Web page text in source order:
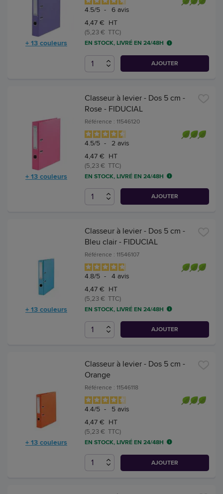
+ 13 couleurs
4.5/5 - 6 avis
4,47 € HT
(5,23 € TTC)
EN STOCK, LIVRÉ EN 24/48H
AJOUTER
+ 13 couleurs
Classeur à levier - Dos 5 cm -
Rose - FIDUCIAL
Référence : 11546120
4.5/5 - 2 avis
4,47 € HT
(5,23 € TTC)
EN STOCK, LIVRÉ EN 24/48H
AJOUTER
+ 13 couleurs
Classeur à levier - Dos 5 cm -
Bleu clair - FIDUCIAL
Référence : 11546107
4.8/5 - 4 avis
4,47 € HT
(5,23 € TTC)
EN STOCK, LIVRÉ EN 24/48H
AJOUTER
+ 13 couleurs
Classeur à levier - Dos 5 cm -
Orange
Référence : 11546118
4.4/5 - 5 avis
4,47 € HT
(5,23 € TTC)
EN STOCK, LIVRÉ EN 24/48H
AJOUTER